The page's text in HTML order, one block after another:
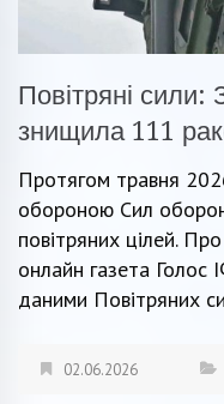
Повітряні
знищила 111
Протягом травня
обороною Cил
повітряних цілей.
онлайн газета
даними Повітряних
02.06.2026